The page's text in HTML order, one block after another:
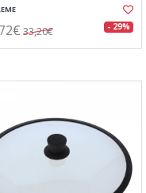
33,20€ - 29%